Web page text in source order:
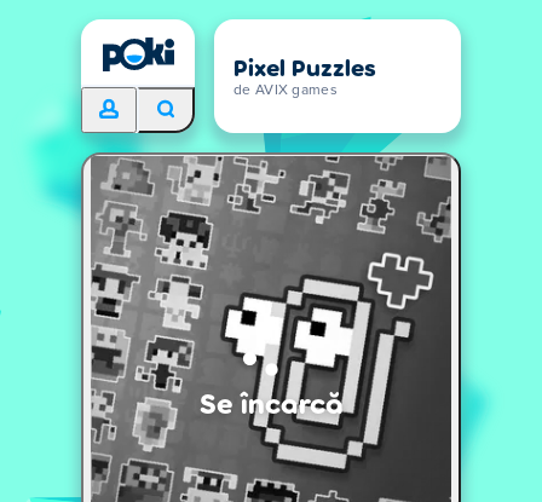
Pixel Puzzles
de AVIX games
Se încarcă